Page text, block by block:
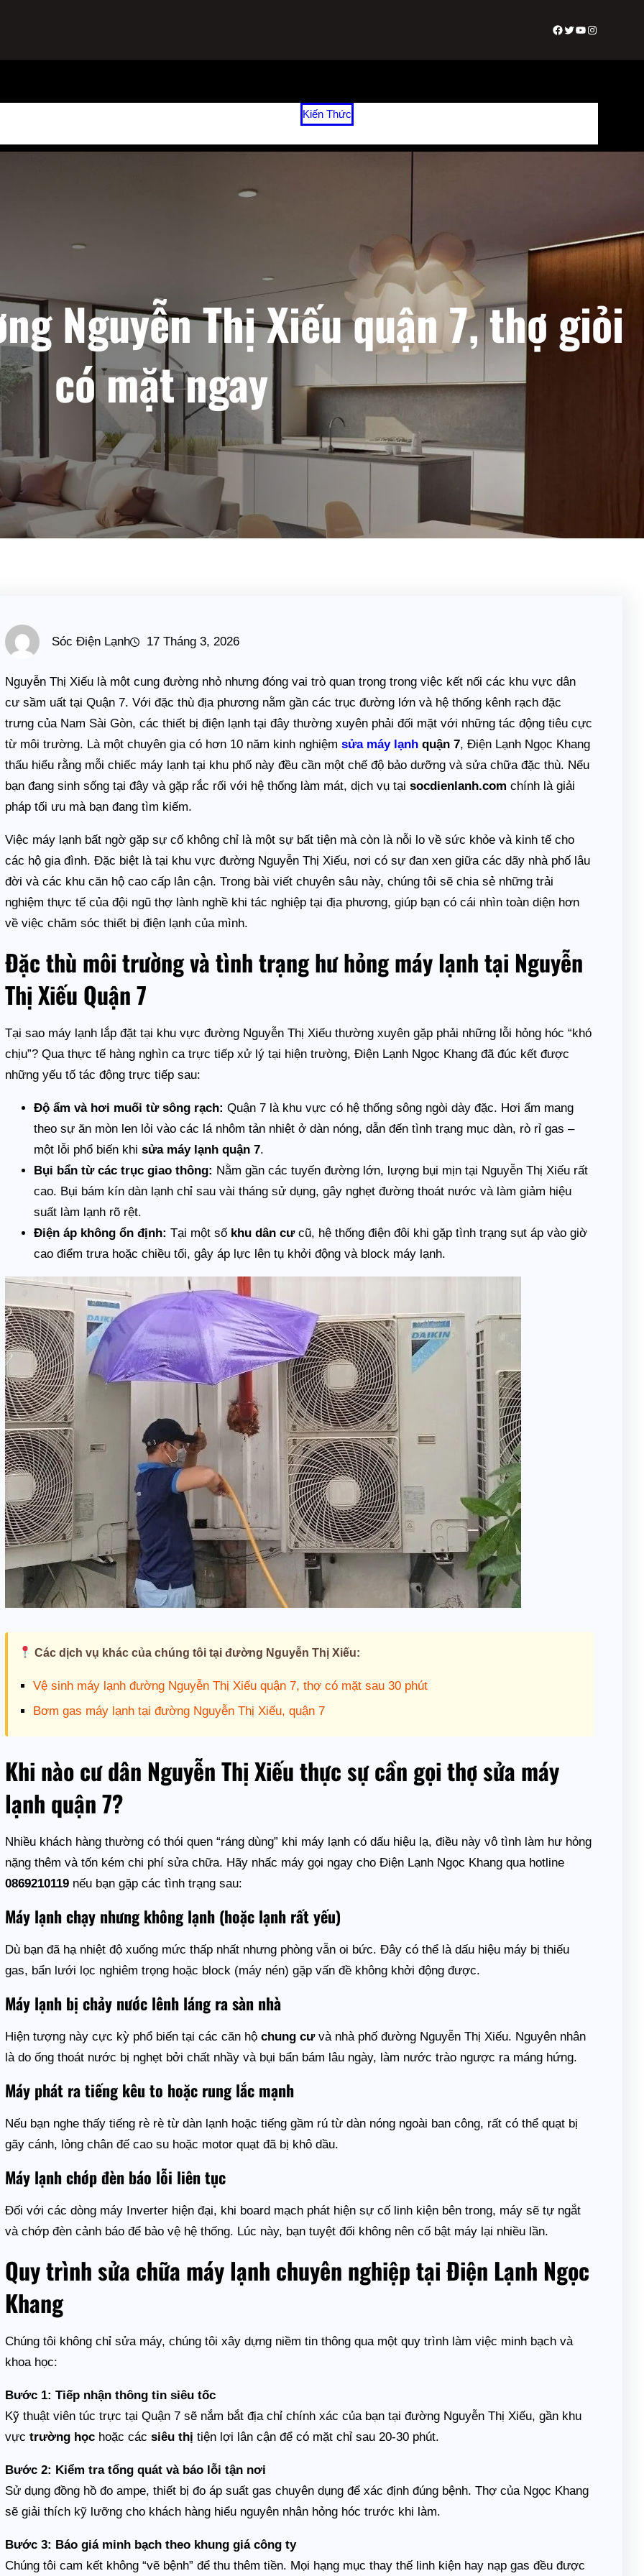
Facebook
Twitter
Youtube
Instagram
Kiến Thức
Nguyễn Thị Xiếu quận 7, thợ giỏi
có mặt ngay
Sóc Điện Lạnh 17 Tháng 3, 2026
Nguyễn Thị Xiếu là một cung đường nhỏ nhưng đóng vai trò quan trọng trong việc kết nối các khu vực dân
cư sầm uất tại Quận 7. Với đặc thù địa phương nằm gần các trục đường lớn và hệ thống kênh rạch đặc
trưng của Nam Sài Gòn, các thiết bị điện lạnh tại đây thường xuyên phải đối mặt với những tác động tiêu cực
từ môi trường. Là một chuyên gia có hơn 10 năm kinh nghiệmsửa máy lạnh quận 7, Điện Lạnh Ngọc Khang
thấu hiểu rằng mỗi chiếc máy lạnh tại khu phố này đều cần một chế độ bảo dưỡng và sửa chữa đặc thù. Nếu
bạn đang sinh sống tại đây và gặp rắc rối với hệ thống làm mát, dịch vụ tạisocdienlanh.com chính là giải
pháp tối ưu mà bạn đang tìm kiếm.
Việc máy lạnh bất ngờ gặp sự cố không chỉ là một sự bất tiện mà còn là nỗi lo về sức khỏe và kinh tế cho
các hộ gia đình. Đặc biệt là tại khu vực đường Nguyễn Thị Xiếu, nơi có sự đan xen giữa các dãy nhà phố lâu
đời và các khu căn hộ cao cấp lân cận. Trong bài viết chuyên sâu này, chúng tôi sẽ chia sẻ những trải
nghiệm thực tế của đội ngũ thợ lành nghề khi tác nghiệp tại địa phương, giúp bạn có cái nhìn toàn diện hơn
về việc chăm sóc thiết bị điện lạnh của mình.
Đặc thù môi trường và tình trạng hư hỏng máy lạnh tại Nguyễn
Thị Xiếu Quận 7
Tại sao máy lạnh lắp đặt tại khu vực đường Nguyễn Thị Xiếu thường xuyên gặp phải những lỗi hỏng hóc “khó
chịu”? Qua thực tế hàng nghìn ca trực tiếp xử lý tại hiện trường, Điện Lạnh Ngọc Khang đã đúc kết được
những yếu tố tác động trực tiếp sau:
Độ ẩm và hơi muối từ sông rạch: Quận 7 là khu vực có hệ thống sông ngòi dày đặc. Hơi ẩm mang
theo sự ăn mòn len lỏi vào các lá nhôm tản nhiệt ở dàn nóng, dẫn đến tình trạng mục dàn, rò rỉ gas –
một lỗi phổ biến khisửa máy lạnh quận 7.
Bụi bẩn từ các trục giao thông: Nằm gần các tuyến đường lớn, lượng bụi mịn tại Nguyễn Thị Xiếu rất
cao. Bụi bám kín dàn lạnh chỉ sau vài tháng sử dụng, gây nghẹt đường thoát nước và làm giảm hiệu
suất làm lạnh rõ rệt.
Điện áp không ổn định: Tại một số khu dân cưcũ, hệ thống điện đôi khi gặp tình trạng sụt áp vào giờ
cao điểm trưa hoặc chiều tối, gây áp lực lên tụ khởi động và block máy lạnh.
Các dịch vụ khác của chúng tôi tại đường Nguyễn Thị Xiếu:
Vệ sinh máy lạnh đường Nguyễn Thị Xiếu quận 7, thợ có mặt sau 30 phút
Bơm gas máy lạnh tại đường Nguyễn Thị Xiếu, quận 7
Khi nào cư dân Nguyễn Thị Xiếu thực sự cần gọi thợ sửa máy
lạnh quận 7?
Nhiều khách hàng thường có thói quen “ráng dùng” khi máy lạnh có dấu hiệu lạ, điều này vô tình làm hư hỏng
nặng thêm và tốn kém chi phí sửa chữa. Hãy nhấc máy gọi ngay cho Điện Lạnh Ngọc Khang qua hotline
0869210119 nếu bạn gặp các tình trạng sau:
Máy lạnh chạy nhưng không lạnh (hoặc lạnh rất yếu)
Dù bạn đã hạ nhiệt độ xuống mức thấp nhất nhưng phòng vẫn oi bức. Đây có thể là dấu hiệu máy bị thiếu
gas, bẩn lưới lọc nghiêm trọng hoặc block (máy nén) gặp vấn đề không khởi động được.
Máy lạnh bị chảy nước lênh láng ra sàn nhà
Hiện tượng này cực kỳ phổ biến tại các căn hộchung cưvà nhà phố đường Nguyễn Thị Xiếu. Nguyên nhân
là do ống thoát nước bị nghẹt bởi chất nhầy và bụi bẩn bám lâu ngày, làm nước trào ngược ra máng hứng.
Máy phát ra tiếng kêu to hoặc rung lắc mạnh
Nếu bạn nghe thấy tiếng rè rè từ dàn lạnh hoặc tiếng gầm rú từ dàn nóng ngoài ban công, rất có thể quạt bị
gãy cánh, lỏng chân đế cao su hoặc motor quạt đã bị khô dầu.
Máy lạnh chớp đèn báo lỗi liên tục
Đối với các dòng máy Inverter hiện đại, khi board mạch phát hiện sự cố linh kiện bên trong, máy sẽ tự ngắt
và chớp đèn cảnh báo để bảo vệ hệ thống. Lúc này, bạn tuyệt đối không nên cố bật máy lại nhiều lần.
Quy trình sửa chữa máy lạnh chuyên nghiệp tại Điện Lạnh Ngọc
Khang
Chúng tôi không chỉ sửa máy, chúng tôi xây dựng niềm tin thông qua một quy trình làm việc minh bạch và
khoa học:
Bước 1: Tiếp nhận thông tin siêu tốc
Kỹ thuật viên túc trực tại Quận 7 sẽ nắm bắt địa chỉ chính xác của bạn tại đường Nguyễn Thị Xiếu, gần khu
vựctrường học hoặc cácsiêu thị tiện lợi lân cận để có mặt chỉ sau 20-30 phút.
Bước 2: Kiểm tra tổng quát và báo lỗi tận nơi
Sử dụng đồng hồ đo ampe, thiết bị đo áp suất gas chuyên dụng để xác định đúng bệnh. Thợ của Ngọc Khang
sẽ giải thích kỹ lưỡng cho khách hàng hiểu nguyên nhân hỏng hóc trước khi làm.
Bước 3: Báo giá minh bạch theo khung giá công ty
Chúng tôi cam kết không “vẽ bệnh” để thu thêm tiền. Mọi hạng mục thay thế linh kiện hay nạp gas đều được